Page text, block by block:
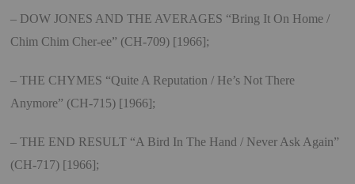
– DOW JONES AND THE AVERAGES “Bring It On Home /
Chim Chim Cher-ee” (CH-709) [1966];
– THE CHYMES “Quite A Reputation / He’s Not There
Anymore” (CH-715) [1966];
– THE END RESULT “A Bird In The Hand / Never Ask Again”
(CH-717) [1966];